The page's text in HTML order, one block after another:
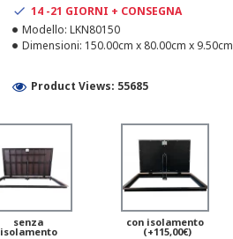
14 -21 GIORNI + CONSEGNA
Modello: LKN80150
Dimensioni: 150.00cm x 80.00cm x 9.50cm
Product Views: 55685
senza
isolamento
con isolamento
(+115,00€)